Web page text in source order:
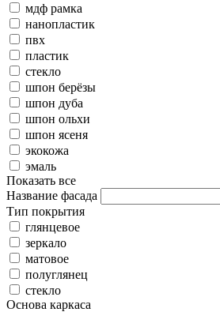
мдф рамка
нанопластик
пвх
пластик
стекло
шпон берёзы
шпон дуба
шпон ольхи
шпон ясеня
экокожа
эмаль
Показать все
Название фасада
Тип покрытия
глянцевое
зеркало
матовое
полуглянец
стекло
Основа каркаса